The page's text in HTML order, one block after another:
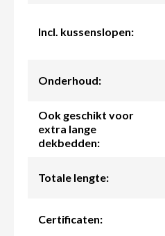
Incl. kussenslopen:
Onderhoud:
Ook geschikt voor
extra lange
dekbedden:
Totale lengte:
Certificaten: